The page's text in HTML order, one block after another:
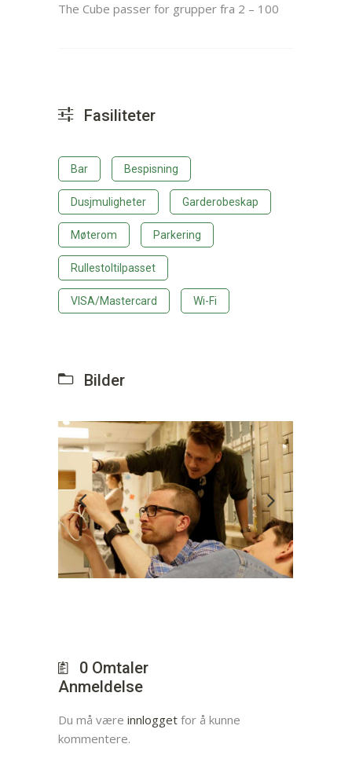
The Cube passer for grupper fra 2 – 100
Fasiliteter
Bar Bespisning
Dusjmuligheter Garderobeskap
Møterom Parkering
Rullestoltilpasset
VISA/Mastercard Wi-Fi
Bilder
0 Omtaler
Anmeldelse
Du må være innlogget for å kunne
kommentere.